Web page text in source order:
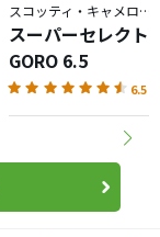
スコッティ・キャメロン／スーパーセレクト
スーパーセレクト
GORO 6.5
6.5